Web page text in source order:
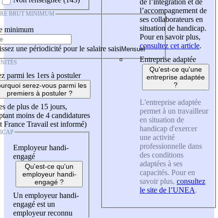
BRUT MINIMUM
minimum
une périodicité pour le salaire saisi
parmi les 1ers à postuler
serez-vous parmi les
premiers à postuler ?
de plus de 15 jours,
moins de 4 candidatures
France Travail est informé)
Employeur handi-
engagé
Qu'est-ce qu'un
employeur handi-
engagé ?
Un employeur handi-
engagé est un
employeur reconnu
l’accompagnement de
ses collaborateurs en
situation de handicap.
Pour en savoir plus,
consultez cet article.
Entreprise adaptée
Qu'est-ce qu'une
entreprise adaptée
?
L'entreprise adaptée
permet à un travailleur
en situation de
handicap d'exercer
une activité
professionnelle dans
des conditions
adaptées à ses
capacités. Pour en
savoir plus, consultez
le site de l’UNEA.